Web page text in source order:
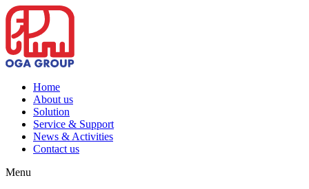
Home
About us
Solution
Service & Support
News & Activities
Contact us
Menu